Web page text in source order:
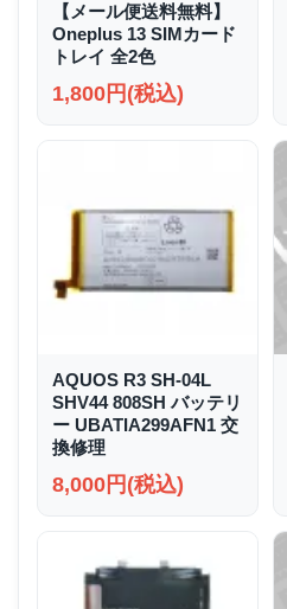
【メール便送料無料】
Oneplus 13 SIMカード
トレイ 全2色
1,800円(税込)
AQUOS R3 SH-04L
SHV44 808SH バッテリ
ー UBATIA299AFN1 交
換修理
8,000円(税込)